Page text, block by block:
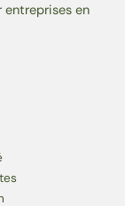
entreprises en